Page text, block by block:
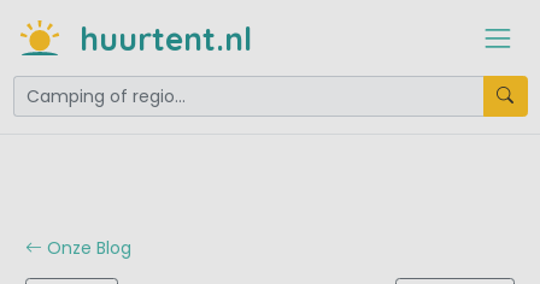
huurtent.nl
Onze Blog